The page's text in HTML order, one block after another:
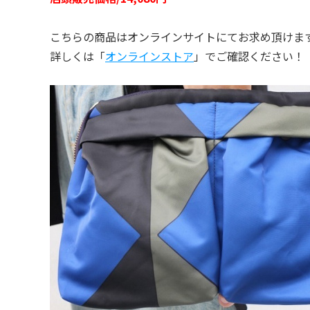
こちらの商品はオンラインサイトにてお求め頂けま
詳しくは「オンラインストア 」でご確認ください！